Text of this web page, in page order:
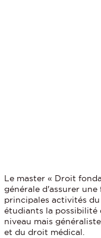
Le master « Droit
générale d'assurer
principales activités du
étudiants la possibilité
niveau mais
et du droit médical.